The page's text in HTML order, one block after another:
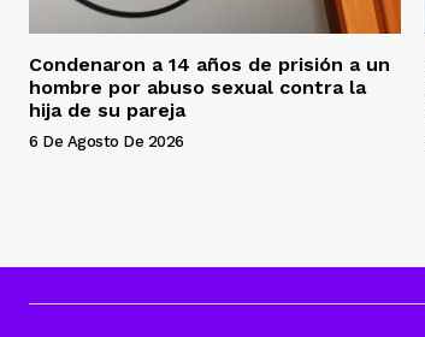
Condenaron a 14 años de prisión a un
hombre por abuso sexual contra la
hija de su pareja
6 De Agosto De 2026